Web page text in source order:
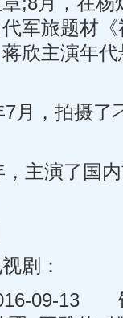
军旅题材
欣主演年
，拍摄了
演了国内
剧：
09-13 饰